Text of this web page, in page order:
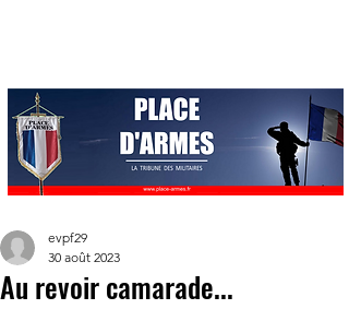
Au revoir camarade...
evpf29
30 août 2023